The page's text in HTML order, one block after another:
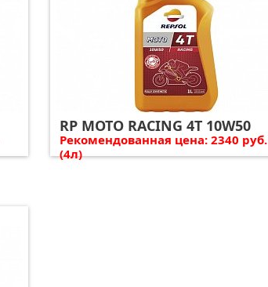
RP MOTO RACING 4T 10W50
Рекомендованная цена: 2340 руб.
(4л)